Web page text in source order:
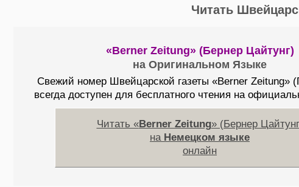
Читать
«Berner Zeitung» (Бернер Цайтунг)
на Оригинальном Языке
Свежий номер Швейцарской газеты «Berner Zeitung»
всегда доступен для бесплатного чтения на
Читать «Berner Zeitung» (Бернер
на Немецком языке
онлайн